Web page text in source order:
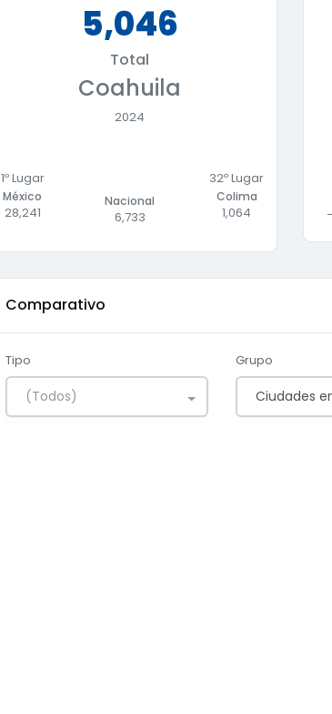
5,046
Total
Coahuila
2024
1º Lugar
México
28,241
Nacional
6,733
32º Lugar
Colima
1,064
Comparativo
Tipo
(Todos)
Grupo
Ciudades